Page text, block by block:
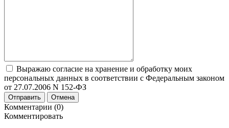
Выражаю согласие на хранение и обработку моих
персональных данных в соответствии с Федеральным законом
от 27.07.2006 N 152-ФЗ
Отправить Отмена
Комментарии (0)
Комментировать